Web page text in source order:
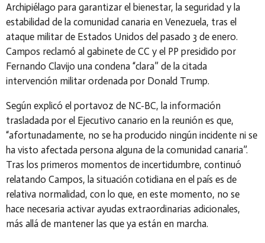
Archipiélago para garantizar el bienestar, la seguridad y la
estabilidad de la comunidad canaria en Venezuela, tras el
ataque militar de Estados Unidos del pasado 3 de enero.
Campos reclamó al gabinete de CC y el PP presidido por
Fernando Clavijo una condena “clara” de la citada
intervención militar ordenada por Donald Trump.
Según explicó el portavoz de NC-BC, la información
trasladada por el Ejecutivo canario en la reunión es que,
“afortunadamente, no se ha producido ningún incidente ni se
ha visto afectada persona alguna de la comunidad canaria”.
Tras los primeros momentos de incertidumbre, continuó
relatando Campos, la situación cotidiana en el país es de
relativa normalidad, con lo que, en este momento, no se
hace necesaria activar ayudas extraordinarias adicionales,
más allá de mantener las que ya están en marcha.